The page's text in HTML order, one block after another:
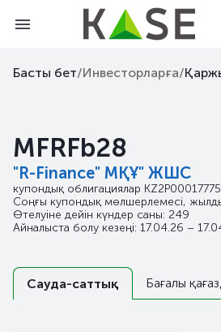
Басты бет/Инвесторларға/
MFRFb28
"R-Finance" МҚҰ" ЖШС
купондық облигациялар KZ2P00017775
Соңғы купондық мөлшерлемесі,
Өтелуіне дейін күндер саны: 249
Айналыста болу кезеңі: 17.04.26 –
Сауда-саттық Бағалы